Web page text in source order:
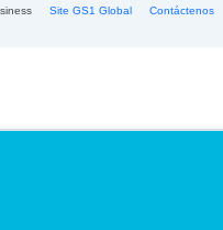
Pasar al contenido
Site GS1 Global Contáctenos